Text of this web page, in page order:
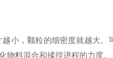
小，颗粒的细密度就越大。
物料混合和揉捏进程的力度。